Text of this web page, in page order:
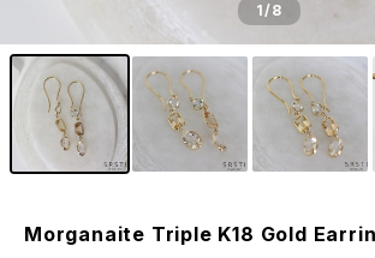
1/8
Morganaite Triple K18 Gold